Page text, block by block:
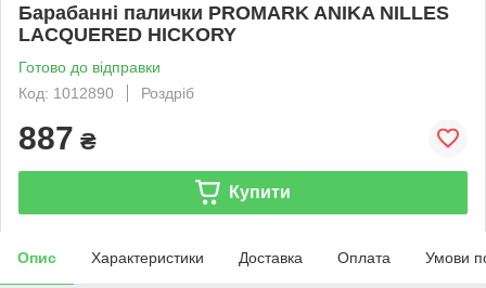
Барабанні палички PROMARK ANIKA NILLES
LACQUERED HICKORY
Готово до відправки
Код: 1012890
Роздріб
887 ₴
Купити
Опис Характеристики Доставка Оплата Умови